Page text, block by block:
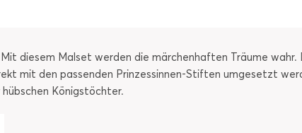
diesem Malset werden die märchenhaften Träume wahr.
mit den passenden Prinzessinnen-Stiften umgesetzt
Königstöchter.